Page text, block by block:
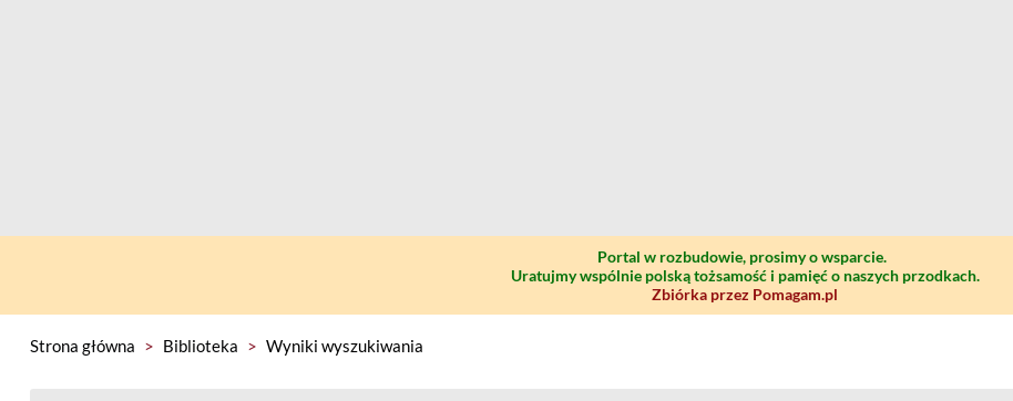
Portal w rozbudowie, prosimy o wsparcie.
Uratujmy wspólnie polską tożsamość i pamięć o naszych przodkach.
Zbiórka przez Pomagam.pl
Strona główna > Biblioteka > Wyniki wyszukiwania